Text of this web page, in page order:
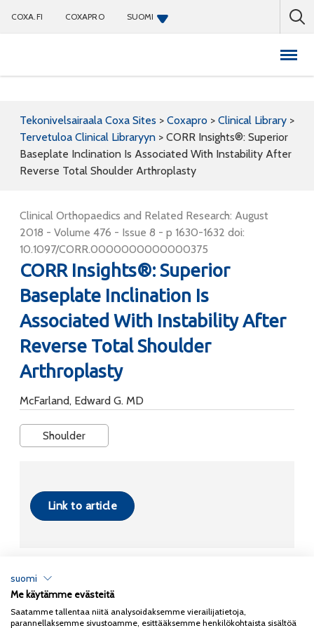
COXA.FI COXAPRO SUOMI
Tekonivelsairaala Coxa Sites > Coxapro > Clinical Library >
Tervetuloa Clinical Libraryyn > CORR Insights®: Superior
Baseplate Inclination Is Associated With Instability After
Reverse Total Shoulder Arthroplasty
Clinical Orthopaedics and Related Research: August
2018 - Volume 476 - Issue 8 - p 1630-1632 doi:
10.1097/CORR.0000000000000375
CORR Insights®: Superior
Baseplate Inclination Is
Associated With Instability After
Reverse Total Shoulder
Arthroplasty
McFarland, Edward G. MD
Shoulder
Link to article
Tietosuojaseloste
suomi
Me käytämme evästeitä
Saatamme tallentaa niitä analysoidaksemme vierailijatietoja,
parannellaksemme sivustoamme, esittääksemme henkilökohtaista sisältöä